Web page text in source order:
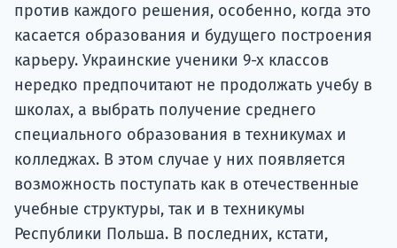
против каждого решения, особенно, когда это
касается образования и будущего построения
карьеру. Украинские ученики 9-х классов
нередко предпочитают не продолжать учебу в
школах, а выбрать получение среднего
специального образования в техникумах и
колледжах. В этом случае у них появляется
возможность поступать как в отечественные
учебные структуры, так и в техникумы
Республики Польша. В последних, кстати,